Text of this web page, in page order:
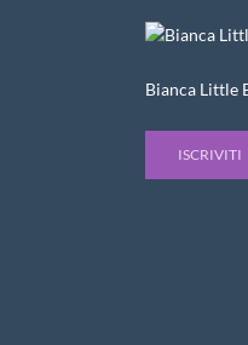
Bianca Little
ISCRIVITI